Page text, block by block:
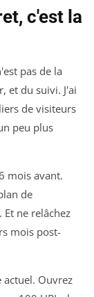
c'est la
pas de la
et du suivi. J'ai
de visiteurs
peu plus
mois avant.
de
ne relâchez
mois post-
actuel. Ouvrez